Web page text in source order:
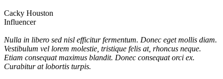
Cacky Houston
Influencer
Nulla in libero sed nisl efficitur fermentum. Donec eget mollis diam.
Vestibulum vel lorem molestie, tristique felis at, rhoncus neque.
Etiam consequat maximus blandit. Donec consequat orci ex.
Curabitur at lobortis turpis.